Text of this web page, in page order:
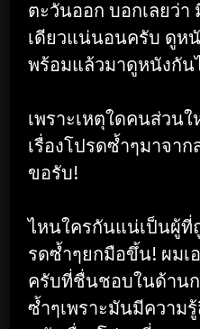
ตะวันออก บอกเลยว่า
เดียวแน่นอนครับ ดูห
พร้อมแล้วมาดูหนังกัน
เพราะเหตุใดคนส่วน
เรื่องโปรดซ้ำๆมาจา
ขอรับ!
ไหนใครกันแน่เป็นผู้ที่
รดซ้ำๆยกมือขึ้น! ผมเ
ครับที่ชื่นชอบในด้านก
ซ้ำๆเพราะมันมีความ